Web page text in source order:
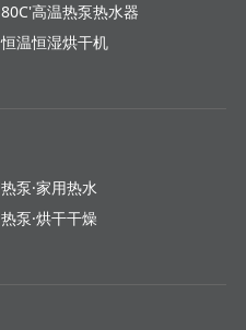
80C'高温热泵热水器
恒温恒湿烘干机
热泵·家用热水
热泵·烘干干燥